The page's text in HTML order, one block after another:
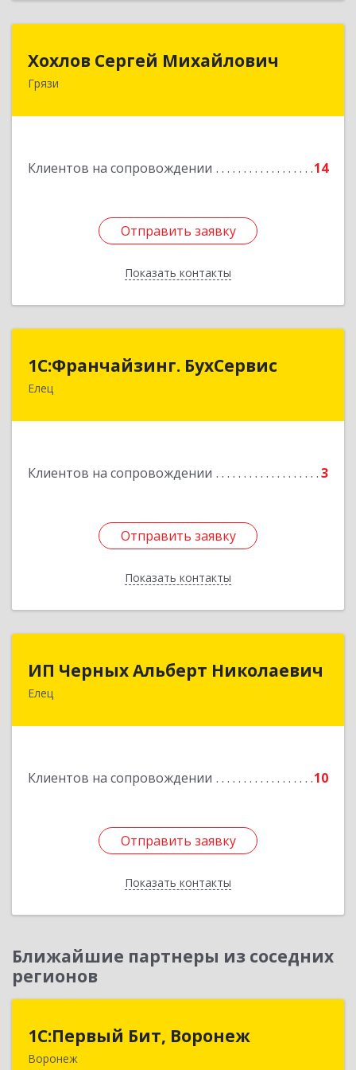
Хохлов Сергей Михайлович
Грязи
Клиентов на сопровождении 14
Отправить заявку
Показать контакты
Хохлов Сергей Михайлович
Отправить заявку
Назад
1С:Франчайзинг. БухСервис
Елец
Клиентов на сопровождении 3
Отправить заявку
Показать контакты
1С:Франчайзинг. БухСервис
Отправить заявку
Назад
ИП Черных Альберт Николаевич
Елец
Клиентов на сопровождении 10
Отправить заявку
Показать контакты
ИП Черных Альберт Николаевич
399771, Липецкая обл, Елец г, Н.Гусевой ул, 56А
Отправить заявку
Назад
Ближайшие партнеры из соседних
регионов
1С:Первый Бит, Воронеж
Воронеж
1С:Первый Бит, Воронеж
394006, Воронежская обл, Воронеж г, 20-летия